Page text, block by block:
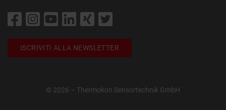
ISCRIVITI ALLA NEWSLETTER
© 2026 – Thermokon Sensortechnik GmbH